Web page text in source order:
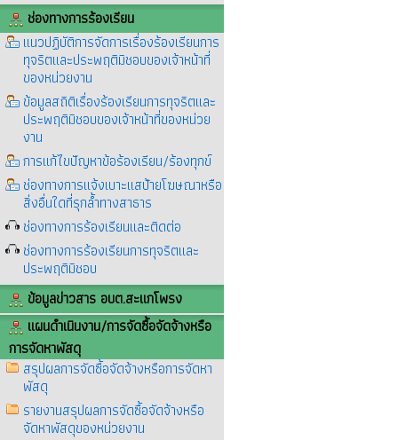
ช่องทางการร้องเรียน
แนวปฏิบัติการจัดการเรื่องร้องเรียนการ
ทุจริตและประพฤติมิชอบของเจ้าหน้าที่
ของหน่วยงาน
ข้อมูลสถิติเรื่องร้องเรียนการทุจริตและ
ประพฤติมิชอบของเจ้าหน้าที่ของหน่วย
งาน
การแก้ไขปัญหาข้อร้องเรียน/ร้องทุกข์
ช่องทางการแจ้งเบาะแสป้ายโฆษณาหรือ
สิ่งอื่นใดที่รุกล้ำทางสาธาร
ช่องทางการร้องเรียนและติดต่อ
ช่องทางการร้องเรียนการทุจริตและ
ประพฤติมิชอบ
ข้อมูลข่าวสาร อบต.สะแกโพรง
แผนดำเนินงาน/การจัดซื้อจัดจ้างหรือ
การจัดหาพัสดุ
สรุปผลการจัดซื้อจัดจ้างหรือการจัดหา
พัสดุ
รายงานสรุปผลการจัดซื้อจัดจ้างหรือ
จัดหาพัสดุของหน่วยงาน